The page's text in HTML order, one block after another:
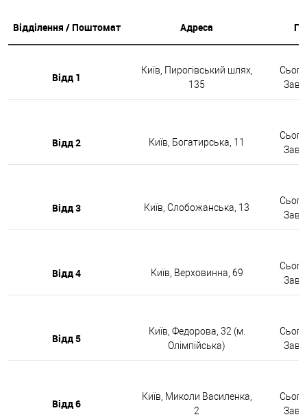
Відділення / Поштомат Адреса
Відд 1
Київ, Пирогівський шлях,
135
Відд 2 Київ, Богатирська, 11
Відд 3 Київ, Слобожанська, 13
Відд 4 Київ, Верховинна, 69
Відд 5
Київ, Федорова, 32 (м.
Олімпійська)
Відд 6
Київ, Миколи Василенка,
2